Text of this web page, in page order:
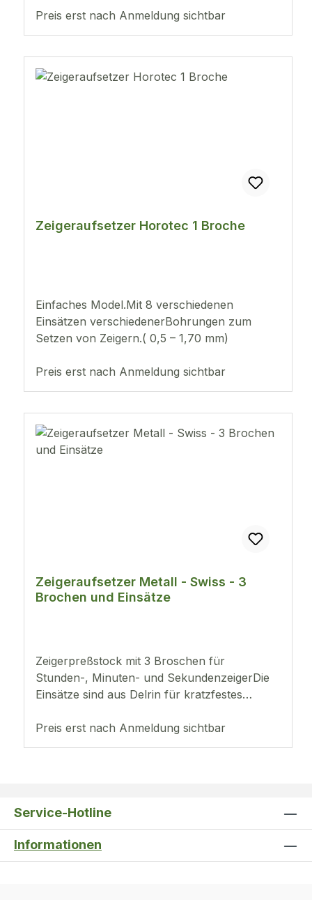
Preis erst nach Anmeldung sichtbar
Zeigeraufsetzer Horotec 1 Broche
Einfaches Model.Mit 8 verschiedenen
Einsätzen verschiedenerBohrungen zum
Setzen von Zeigern.( 0,5 – 1,70 mm)
Preis erst nach Anmeldung sichtbar
Zeigeraufsetzer Metall - Swiss - 3
Brochen und Einsätze
Zeigerpreßstock mit 3 Broschen für
Stunden-, Minuten- und SekundenzeigerDie
Einsätze sind aus Delrin für kratzfestes
Basis Ø 31 mm.
Preis erst nach Anmeldung sichtbar
Service-Hotline
Informationen